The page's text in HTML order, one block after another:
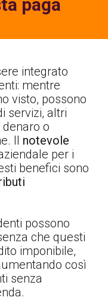
paga
integrato
mentre
visto, possono
servizi, altri
o
Il notevole
per i
benefici sono
possono
che questi
imponibile,
così
senza